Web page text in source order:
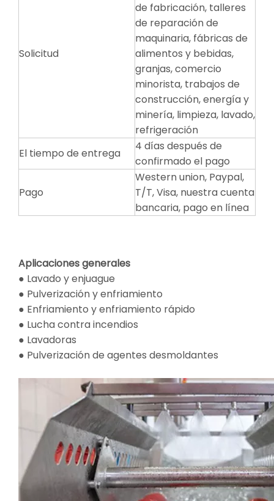
Solicitud
de fabricación, talleres
de reparación de
maquinaria, fábricas de
alimentos y bebidas,
granjas, comercio
minorista, trabajos de
construcción, energía y
minería, limpieza, lavado,
refrigeración
El tiempo de entrega
4 días después de
confirmado el pago
Pago
Western union, Paypal,
T/T, Visa, nuestra cuenta
bancaria, pago en línea
Aplicaciones generales
● Lavado y enjuague
● Pulverización y enfriamiento
● Enfriamiento y enfriamiento rápido
● Lucha contra incendios
● Lavadoras
● Pulverización de agentes desmoldantes